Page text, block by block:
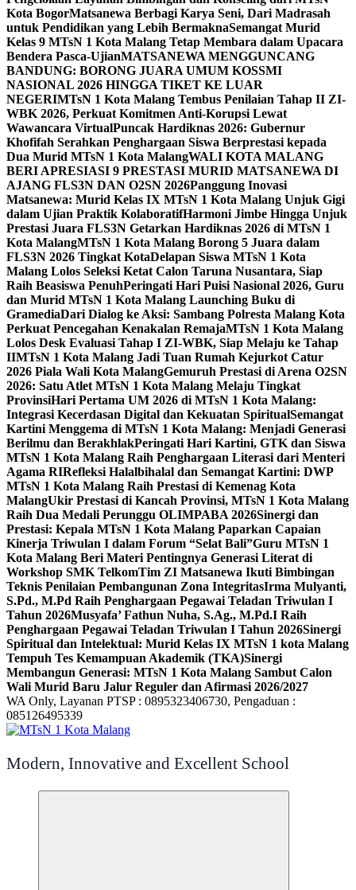
Kota BogorMatsanewa Berbagi Karya Seni, Dari Madrasah
untuk Pendidikan yang Lebih BermaknaSemangat Murid
Kelas 9 MTsN 1 Kota Malang Tetap Membara dalam Upacara
Bendera Pasca-UjianMATSANEWA MENGGUNCANG
BANDUNG: BORONG JUARA UMUM KOSSMI
NASIONAL 2026 HINGGA TIKET KE LUAR
NEGERIMTsN 1 Kota Malang Tembus Penilaian Tahap II ZI-
WBK 2026, Perkuat Komitmen Anti-Korupsi Lewat
Wawancara VirtualPuncak Hardiknas 2026: Gubernur
Khofifah Serahkan Penghargaan Siswa Berprestasi kepada
Dua Murid MTsN 1 Kota MalangWALI KOTA MALANG
BERI APRESIASI 9 PRESTASI MURID MATSANEWA DI
AJANG FLS3N DAN O2SN 2026Panggung Inovasi
Matsanewa: Murid Kelas IX MTsN 1 Kota Malang Unjuk Gigi
dalam Ujian Praktik KolaboratifHarmoni Jimbe Hingga Unjuk
Prestasi Juara FLS3N Getarkan Hardiknas 2026 di MTsN 1
Kota MalangMTsN 1 Kota Malang Borong 5 Juara dalam
FLS3N 2026 Tingkat KotaDelapan Siswa MTsN 1 Kota
Malang Lolos Seleksi Ketat Calon Taruna Nusantara, Siap
Raih Beasiswa PenuhPeringati Hari Puisi Nasional 2026, Guru
dan Murid MTsN 1 Kota Malang Launching Buku di
GramediaDari Dialog ke Aksi: Sambang Polresta Malang Kota
Perkuat Pencegahan Kenakalan RemajaMTsN 1 Kota Malang
Lolos Desk Evaluasi Tahap I ZI-WBK, Siap Melaju ke Tahap
IIMTsN 1 Kota Malang Jadi Tuan Rumah Kejurkot Catur
2026 Piala Wali Kota MalangGemuruh Prestasi di Arena O2SN
2026: Satu Atlet MTsN 1 Kota Malang Melaju Tingkat
ProvinsiHari Pertama UM 2026 di MTsN 1 Kota Malang:
Integrasi Kecerdasan Digital dan Kekuatan SpiritualSemangat
Kartini Menggema di MTsN 1 Kota Malang: Menjadi Generasi
Berilmu dan BerakhlakPeringati Hari Kartini, GTK dan Siswa
MTsN 1 Kota Malang Raih Penghargaan Literasi dari Menteri
Agama RIRefleksi Halalbihalal dan Semangat Kartini: DWP
MTsN 1 Kota Malang Raih Prestasi di Kemenag Kota
MalangUkir Prestasi di Kancah Provinsi, MTsN 1 Kota Malang
Raih Dua Medali Perunggu OLIMPABA 2026Sinergi dan
Prestasi: Kepala MTsN 1 Kota Malang Paparkan Capaian
Kinerja Triwulan I dalam Forum “Selat Bali”Guru MTsN 1
Kota Malang Beri Materi Pentingnya Generasi Literat di
Workshop SMK TelkomTim ZI Matsanewa Ikuti Bimbingan
Teknis Penilaian Pembangunan Zona IntegritasIrma Mulyanti,
S.Pd., M.Pd Raih Penghargaan Pegawai Teladan Triwulan I
Tahun 2026Musyafa’ Fathun Nuha, S.Ag., M.Pd.I Raih
Penghargaan Pegawai Teladan Triwulan I Tahun 2026Sinergi
Spiritual dan Intelektual: Murid Kelas IX MTsN 1 kota Malang
Tempuh Tes Kemampuan Akademik (TKA)Sinergi
Membangun Generasi: MTsN 1 Kota Malang Sambut Calon
Wali Murid Baru Jalur Reguler dan Afirmasi 2026/2027
WA Only, Layanan PTSP : 0895323406730, Pengaduan :
085126495339
Modern, Innovative and Excellent School